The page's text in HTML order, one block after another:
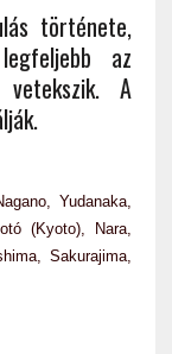
története,
az
A
Yudanaka,
(Kyoto), Nara,
Sakurajima,